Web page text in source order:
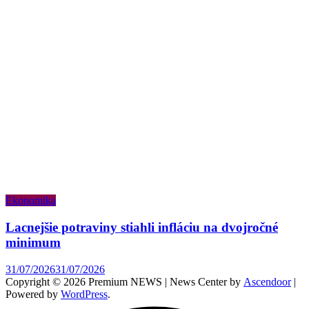
Ekonomika
Lacnejšie potraviny stiahli infláciu na dvojročné
minimum
31/07/202631/07/2026
Copyright © 2026 Premium NEWS | News Center by Ascendoor|
Powered by WordPress.